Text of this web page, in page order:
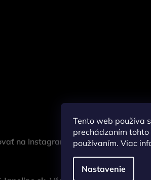
Tento web používa
prechádzaním
používaním. Viac
Nastavenie
na Instagrame